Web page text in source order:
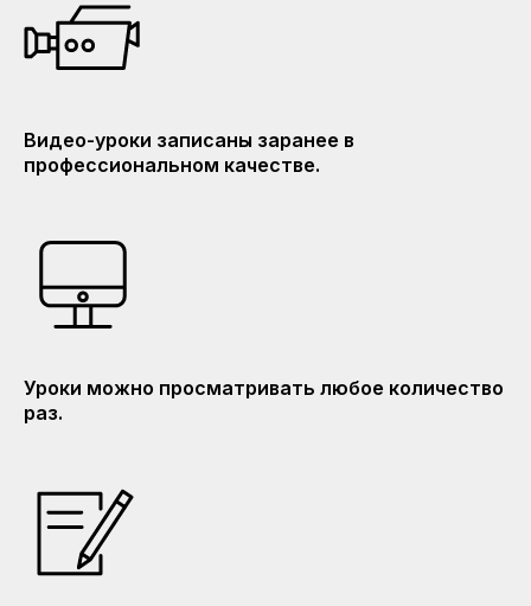
Видео-уроки записаны заранее в
профессиональном качестве.
Уроки можно просматривать любое количество
раз.